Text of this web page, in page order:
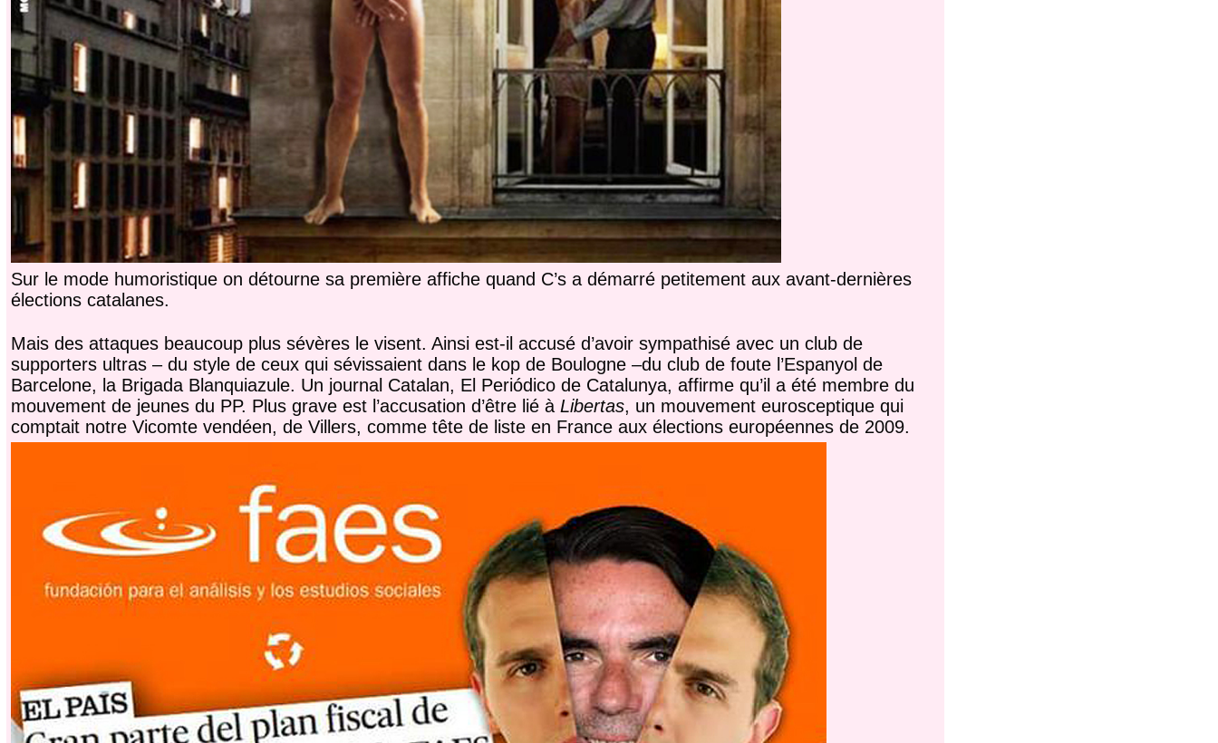
Sur le mode humoristique on détourne sa première affiche quand C’s a démarré petitement aux avant-dernières
élections catalanes.
Mais des attaques beaucoup plus sévères le visent. Ainsi est-il accusé d’avoir sympathisé avec un club de
supporters ultras – du style de ceux qui sévissaient dans le kop de Boulogne –du club de foute l’Espanyol de
Barcelone, la Brigada Blanquiazule. Un journal Catalan, El Periódico de Catalunya, affirme qu’il a été membre du
mouvement de jeunes du PP. Plus grave est l’accusation d’être lié à Libertas, un mouvement eurosceptique qui
comptait notre Vicomte vendéen, de Villers, comme tête de liste en France aux élections européennes de 2009.